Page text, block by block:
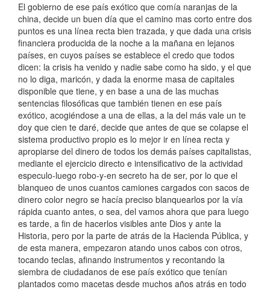
El gobierno de ese país exótico que comía naranjas de la
china, decide un buen día que el camino mas corto entre dos
puntos es una línea recta bien trazada, y que dada una crisis
financiera producida de la noche a la mañana en lejanos
países, en cuyos países se establece el credo que todos
dicen: la crisis ha venido y nadie sabe como ha sido, y el que
no lo diga, maricón, y dada la enorme masa de capitales
disponible que tiene, y en base a una de las muchas
sentencias filosóficas que también tienen en ese país
exótico, acogiéndose a una de ellas, a la del más vale un te
doy que cien te daré, decide que antes de que se colapse el
sistema productivo propio es lo mejor ir en línea recta y
apropiarse del dinero de todos los demás países capitalistas,
mediante el ejercicio directo e intensificativo de la actividad
especulo-luego robo-y-en secreto ha de ser, por lo que el
blanqueo de unos cuantos camiones cargados con sacos de
dinero color negro se hacía preciso blanquearlos por la vía
rápida cuanto antes, o sea, del vamos ahora que para luego
es tarde, a fin de hacerlos visibles ante Dios y ante la
Historia, pero por la parte de atrás de la Hacienda Pública, y
de esta manera, empezaron atando unos cabos con otros,
tocando teclas, afinando instrumentos y recontando la
siembra de ciudadanos de ese país exótico que tenían
plantados como macetas desde muchos años atrás en todo